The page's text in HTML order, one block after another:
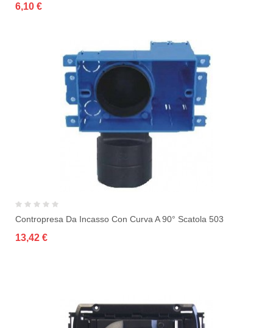
6,10 €
Contropresa Da Incasso Con Curva A 90° Scatola 503
13,42 €